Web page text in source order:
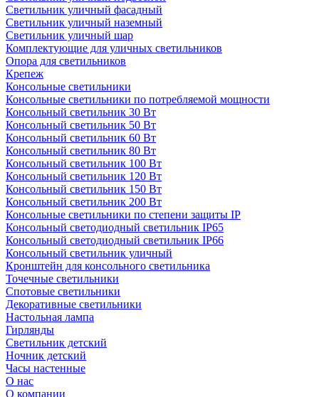
Светильник уличный фасадный
Светильник уличный наземный
Cветильник уличный шар
Комплектующие для уличных светильников
Опора для светильников
Крепеж
Консольные светильники
Консольные светильники по потребляемой мощности
Консольный светильник 30 Вт
Консольный светильник 50 Вт
Консольный светильник 60 Вт
Консольный светильник 80 Вт
Консольный светильник 100 Вт
Консольный светильник 120 Вт
Консольный светильник 150 Вт
Консольный светильник 200 Вт
Консольные светильники по степени защиты IP
Консольный светодиодный светильник IP65
Консольный светодиодный светильник IP66
Консольный светильник уличный
Кронштейн для консольного светильника
Точечные светильники
Спотовые светильники
Декоративные светильники
Настольная лампа
Гирлянды
Светильник детский
Ночник детский
Часы настенные
О нас
О компании